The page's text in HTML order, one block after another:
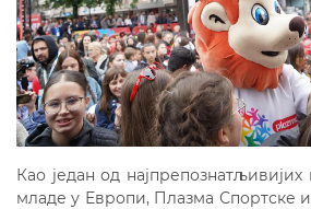
Као један од најпрепознатљивијих
младе у Европи, Плазма Спортске